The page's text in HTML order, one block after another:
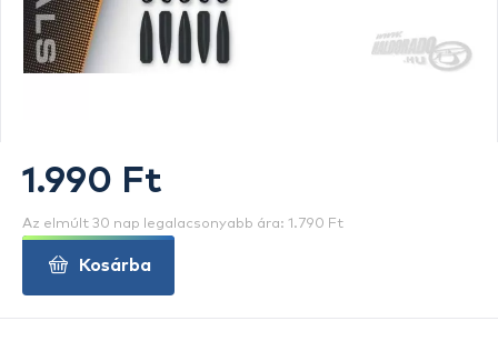
1.990 Ft
Az elmúlt 30 nap legalacsonyabb ára: 1.790 Ft
Kosárba